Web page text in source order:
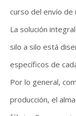
curso del envío de
La solución
silo a silo está
específicos de
Por lo general,
producción, el